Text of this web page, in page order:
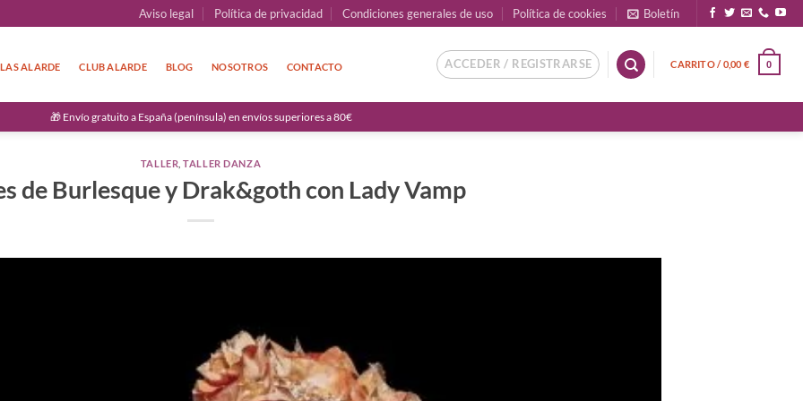
Aviso legal Política de privacidad Condiciones generales de uso Política de cookies Boletín
ALARDE CLUB ALARDE BLOG NOSOTROS CONTACTO ACCEDER / REGISTRARSE CARRITO /0,00 € 0
🎁 Envío gratuito a España (península) en envíos superiores a 80€
TALLER ,TALLER DANZA
de Burlesque y Drak&goth con Lady Vamp